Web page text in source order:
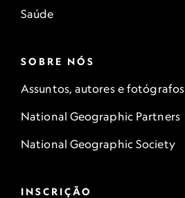
Saúde
SOBRE NÓS
Assuntos, autores e fotógrafos
National Geographic Partners
National Geographic Society
INSCRIÇÃO